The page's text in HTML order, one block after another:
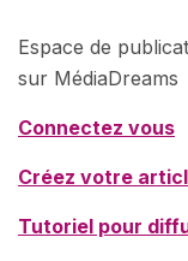
Espace de
sur MédiaDreams
Connectez vous
Créez votre
Tutoriel pour